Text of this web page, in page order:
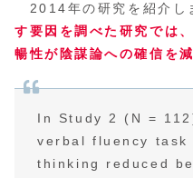
2014年の研究を紹介し
す要因を調べた研究では
暢性が陰謀論への確信を
In Study 2 (N =
verbal fluency
thinking reduced